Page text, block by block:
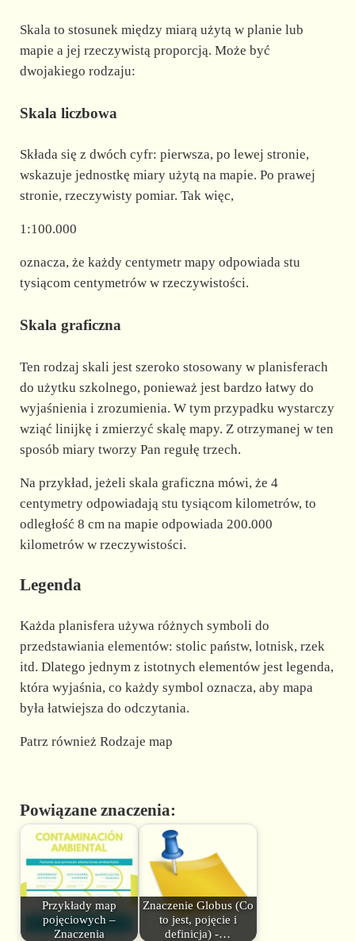
Skala to stosunek między miarą użytą w planie lub
mapie a jej rzeczywistą proporcją. Może być
dwojakiego rodzaju:
Skala liczbowa
Składa się z dwóch cyfr: pierwsza, po lewej stronie,
wskazuje jednostkę miary użytą na mapie. Po prawej
stronie, rzeczywisty pomiar. Tak więc,
1:100.000
oznacza, że każdy centymetr mapy odpowiada stu
tysiącom centymetrów w rzeczywistości.
Skala graficzna
Ten rodzaj skali jest szeroko stosowany w planisferach
do użytku szkolnego, ponieważ jest bardzo łatwy do
wyjaśnienia i zrozumienia. W tym przypadku wystarczy
wziąć linijkę i zmierzyć skalę mapy. Z otrzymanej w ten
sposób miary tworzy Pan regułę trzech.
Na przykład, jeżeli skala graficzna mówi, że 4
centymetry odpowiadają stu tysiącom kilometrów, to
odległość 8 cm na mapie odpowiada 200.000
kilometrów w rzeczywistości.
Legenda
Każda planisfera używa różnych symboli do
przedstawiania elementów: stolic państw, lotnisk, rzek
itd. Dlatego jednym z istotnych elementów jest legenda,
która wyjaśnia, co każdy symbol oznacza, aby mapa
była łatwiejsza do odczytania.
Patrz również Rodzaje map
Powiązane znaczenia:
Przykłady map
pojęciowych –
Znaczenia
Znaczenie Globus (Co
to jest, pojęcie i
definicja) -…